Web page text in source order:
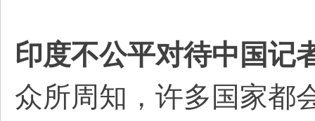
印度不公平对待中国记
众所周知，许多国家都